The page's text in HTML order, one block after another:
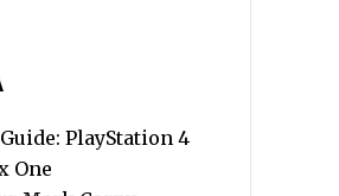
PlayStation 4
One